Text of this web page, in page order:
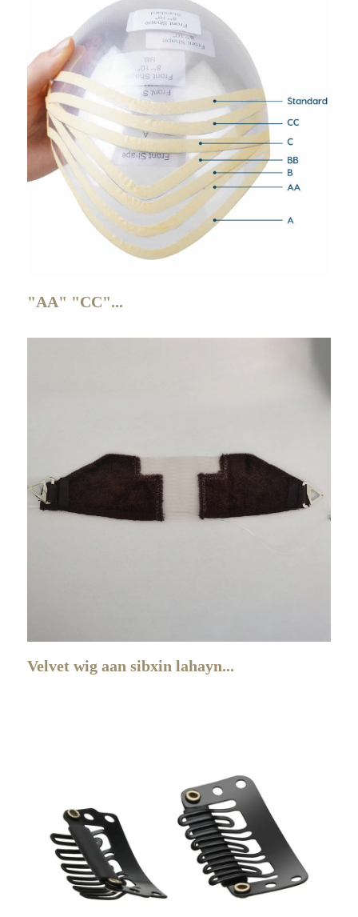
"AA" "CC"...
Velvet wig aan sibxin lahayn...